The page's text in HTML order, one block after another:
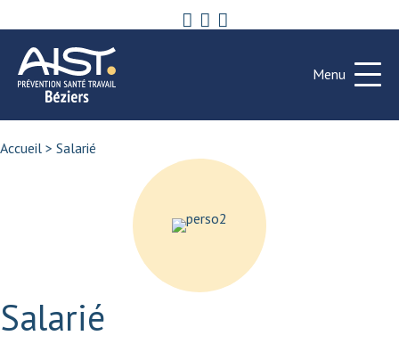
Menu
Accueil > Salarié
Salarié